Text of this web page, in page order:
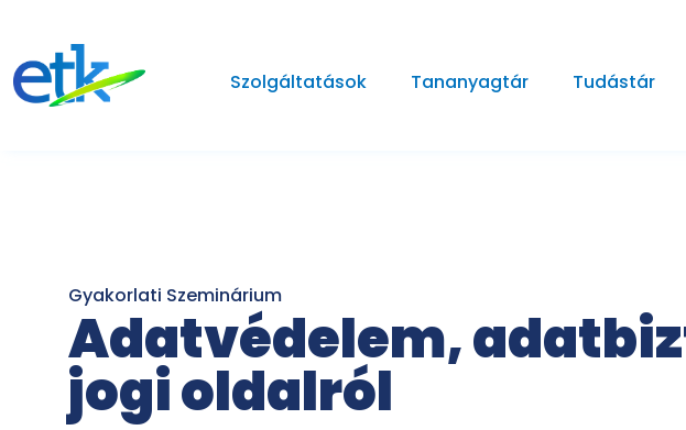
Szolgáltatások Tananyagtár Tudástár
Gyakorlati Szeminárium
Adatvédelem,
jogi oldalról